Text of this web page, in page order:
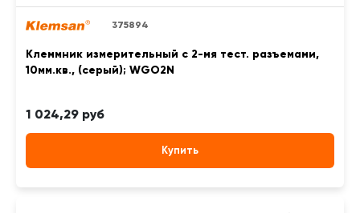
375894
Клеммник измерительный с 2-мя тест. разъемами,
10мм.кв., (серый); WGO2N
1 024,29 руб
Купить